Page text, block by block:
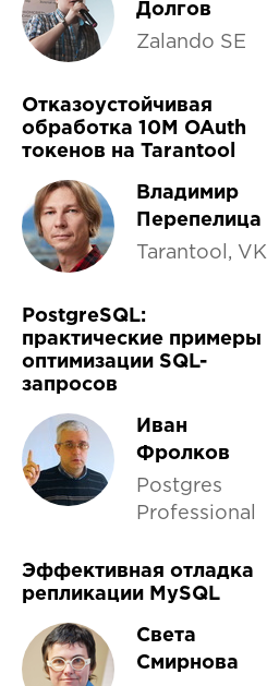
Долгов
Zalando SE
Отказоустойчивая
обработка 10M OAuth
токенов на Tarantool
Владимир
Перепелица
Tarantool, VK
PostgreSQL:
практические примеры
оптимизации SQL-
запросов
Иван
Фролков
Postgres
Professional
Эффективная отладка
репликации MySQL
Света
Смирнова